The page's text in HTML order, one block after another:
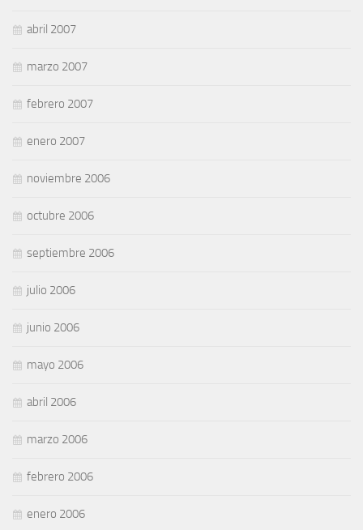
abril 2007
marzo 2007
febrero 2007
enero 2007
noviembre 2006
octubre 2006
septiembre 2006
julio 2006
junio 2006
mayo 2006
abril 2006
marzo 2006
febrero 2006
enero 2006